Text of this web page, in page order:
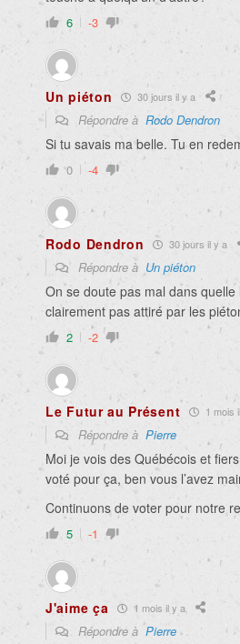
6 -3
Un piéton 30 jours il y a
Répondre à Rodo Dendron
Si tu savais ma belle. Tu en
0 -4
Rodo Dendron 30 jours il y a
Répondre à Un piéton
On se doute pas mal dans quelle
clairement pas attiré par les
2 -2
Le Futur au Présent 1 mois
Répondre à Pierre
Moi je vois des Québécois et
voté pour ça, ben vous l’avez
Continuons de voter pour notre
5 -1
J'aime ça 1 mois il y a
Répondre à Pierre